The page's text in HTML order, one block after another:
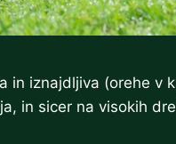
in iznajdljiva (orehe v
in sicer na visokih